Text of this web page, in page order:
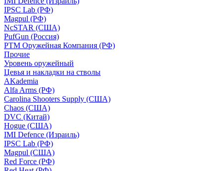
IPSC Lab (РФ)
Magpul (РФ)
NcSTAR (США)
PufGun (Россия)
РТМ Оружейная Компания (РФ)
Прочие
Уровень оружейный
Цевья и накладки на стволы
AKademia
Alfa Arms (РФ)
Carolina Shooters Supply (США)
Chaos (США)
DVC (Китай)
Hogue (США)
IMI Defence (Израиль)
IPSC Lab (РФ)
Magpul (США)
Red Force (РФ)